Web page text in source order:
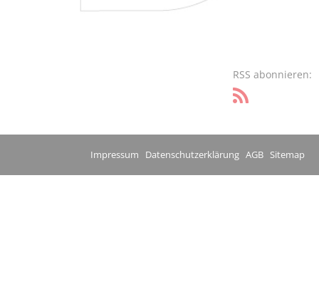
RSS abonnieren:
Impressum Datenschutzerklärung AGB Sitemap